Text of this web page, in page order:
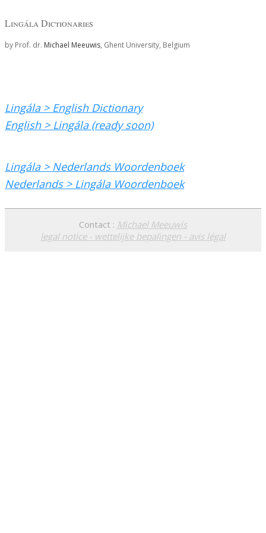
Lingála Dictionaries
by Prof. dr. Michael Meeuwis, Ghent University, Belgium
Lingála > English Dictionary
English > Lingála (ready soon)
Lingála > Nederlands Woordenboek
Nederlands > Lingála Woordenboek
Contact : Michael Meeuwis
legal notice - wettelijke bepalingen - avis légal